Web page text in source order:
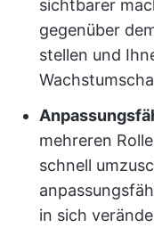
sichtbarer
gegenüber
stellen und
mehreren
schnell
in sich